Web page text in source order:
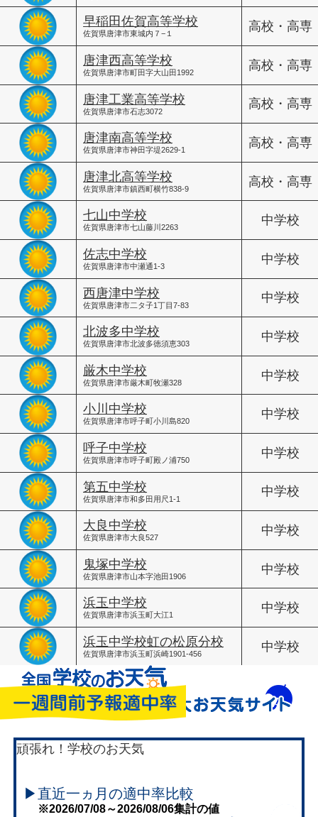
早稲田佐賀高等学校
佐賀県唐津市東城内７−１
高校・高専
唐津西高等学校
佐賀県唐津市町田字大山田1992
高校・高専
唐津工業高等学校
佐賀県唐津市石志3072
高校・高専
唐津南高等学校
佐賀県唐津市神田字堤2629-1
高校・高専
唐津北高等学校
佐賀県唐津市鎮西町横竹838-9
高校・高専
七山中学校
佐賀県唐津市七山藤川2263
中学校
佐志中学校
佐賀県唐津市中瀬通1-3
中学校
西唐津中学校
佐賀県唐津市二タ子1丁目7-83
中学校
北波多中学校
佐賀県唐津市北波多徳須恵303
中学校
厳木中学校
佐賀県唐津市厳木町牧瀬328
中学校
小川中学校
佐賀県唐津市呼子町小川島820
中学校
呼子中学校
佐賀県唐津市呼子町殿ノ浦750
中学校
第五中学校
佐賀県唐津市和多田用尺1-1
中学校
大良中学校
佐賀県唐津市大良527
中学校
鬼塚中学校
佐賀県唐津市山本字池田1906
中学校
浜玉中学校
佐賀県唐津市浜玉町大江1
中学校
浜玉中学校虹の松原分校
佐賀県唐津市浜玉町浜崎1901-456
中学校
頑張れ！学校のお天気
▶直近一ヵ月の適中率比較
※2026/07/08～2026/08/06集計の値